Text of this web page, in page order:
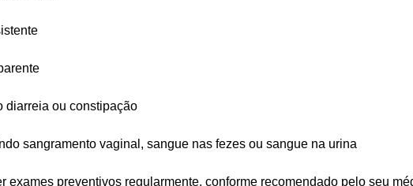
diarreia ou constipação
sangramento vaginal, sangue nas fezes ou sangue na urina
exames preventivos regularmente, conforme recomendado pelo seu